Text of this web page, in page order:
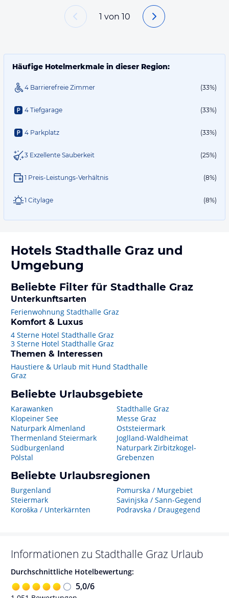
1 von 10
Häufige Hotelmerkmale in dieser Region:
4 Barrierefreie Zimmer (33%)
4 Tiefgarage (33%)
4 Parkplatz (33%)
3 Exzellente Sauberkeit (25%)
1 Preis-Leistungs-Verhältnis (8%)
1 Citylage (8%)
Hotels Stadthalle Graz und
Umgebung
Beliebte Filter für Stadthalle Graz
Unterkunftsarten
Ferienwohnung Stadthalle Graz
Komfort & Luxus
4 Sterne Hotel Stadthalle Graz
3 Sterne Hotel Stadthalle Graz
Themen & Interessen
Haustiere & Urlaub mit Hund Stadthalle
Graz
Beliebte Urlaubsgebiete
Karawanken
Klopeiner See
Naturpark Almenland
Thermenland Steiermark
Südburgenland
Pölstal
Stadthalle Graz
Messe Graz
Oststeiermark
Joglland-Waldheimat
Naturpark Zirbitzkogel-
Grebenzen
Beliebte Urlaubsregionen
Burgenland
Steiermark
Koroška / Unterkärnten
Pomurska / Murgebiet
Savinjska / Sann-Gegend
Podravska / Draugegend
Informationen zu Stadthalle Graz Urlaub
Durchschnittliche Hotelbewertung:
5,0/6